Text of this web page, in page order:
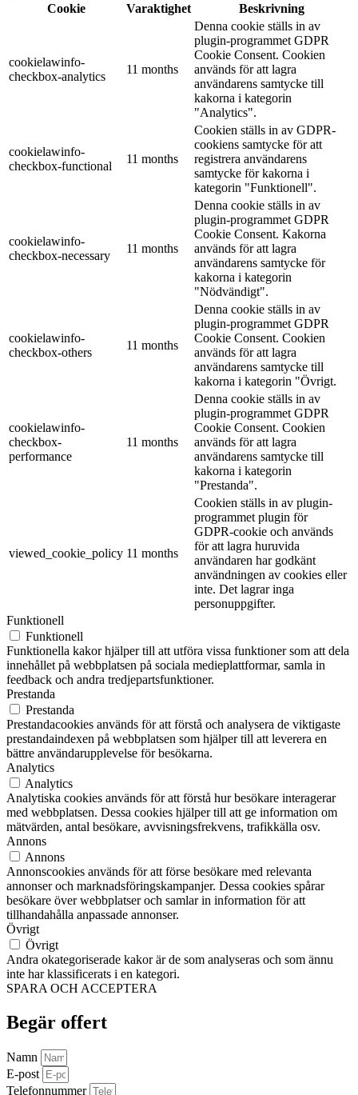
Cookie
Varaktighet Beskrivning
cookielawinfo-
checkbox-analytics
11 months
Denna cookie ställs in av
plugin-programmet GDPR
Cookie Consent. Cookien
används för att lagra
användarens samtycke till
kakorna i kategorin
"Analytics".
cookielawinfo-
checkbox-functional
11 months
Cookien ställs in av GDPR-
cookiens samtycke för att
registrera användarens
samtycke för kakorna i
kategorin "Funktionell".
cookielawinfo-
checkbox-necessary
11 months
Denna cookie ställs in av
plugin-programmet GDPR
Cookie Consent. Kakorna
används för att lagra
användarens samtycke för
kakorna i kategorin
"Nödvändigt".
cookielawinfo-
checkbox-others
11 months
Denna cookie ställs in av
plugin-programmet GDPR
Cookie Consent. Cookien
används för att lagra
användarens samtycke till
kakorna i kategorin "Övrigt.
cookielawinfo-
checkbox-
performance
11 months
Denna cookie ställs in av
plugin-programmet GDPR
Cookie Consent. Cookien
används för att lagra
användarens samtycke till
kakorna i kategorin
"Prestanda".
viewed_cookie_policy 11 months
Cookien ställs in av plugin-
programmet plugin för
GDPR-cookie och används
för att lagra huruvida
användaren har godkänt
användningen av cookies eller
inte. Det lagrar inga
personuppgifter.
Funktionell
Funktionell
Funktionella kakor hjälper till att utföra vissa funktioner som att dela
innehållet på webbplatsen på sociala medieplattformar, samla in
feedback och andra tredjepartsfunktioner.
Prestanda
Prestanda
Prestandacookies används för att förstå och analysera de viktigaste
prestandaindexen på webbplatsen som hjälper till att leverera en
bättre användarupplevelse för besökarna.
Analytics
Analytics
Analytiska cookies används för att förstå hur besökare interagerar
med webbplatsen. Dessa cookies hjälper till att ge information om
mätvärden, antal besökare, avvisningsfrekvens, trafikkälla osv.
Annons
Annons
Annonscookies används för att förse besökare med relevanta
annonser och marknadsföringskampanjer. Dessa cookies spårar
besökare över webbplatser och samlar in information för att
tillhandahålla anpassade annonser.
Övrigt
Övrigt
Andra okategoriserade kakor är de som analyseras och som ännu
inte har klassificerats i en kategori.
SPARA OCH ACCEPTERA
Begär offert
Namn
E-post
Telefonnummer